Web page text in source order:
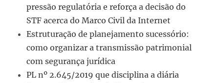
pressão regulatória e reforça a decisão do
STF acerca do Marco Civil da Internet
Estruturação de planejamento sucessório:
como organizar a transmissão patrimonial
com segurança jurídica
PL nº 2.645/2019 que disciplina a diária